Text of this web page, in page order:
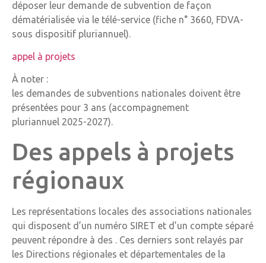
déposer leur demande de subvention de façon
dématérialisée via le télé-service (fiche n° 3660, FDVA-
sous dispositif pluriannuel).
appel à projets
À noter :
les demandes de subventions nationales doivent être
présentées pour 3 ans (accompagnement
pluriannuel 2025-2027).
Des appels à projets
régionaux
Les représentations locales des associations nationales
qui disposent d’un numéro SIRET et d’un compte séparé
peuvent répondre à des . Ces derniers sont relayés par
les Directions régionales et départementales de la